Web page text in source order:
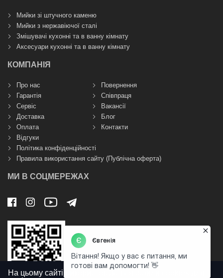
Мийки зі штучного каменю
Мийки з нержавіючої сталі
Змішувачі кухонні та в ванну кімнату
Аксесуари кухонні та в ванну кімнату
КОМПАНІЯ
Про нас
Гарантія
Сервіс
Доставка
Оплата
Повернення
Співпраця
Вакансії
Блог
Контакти
Відгуки
Політика конфіденційності
Правила використання сайту (Публічна оферта)
МИ В СОЦМЕРЕЖАХ
На цьому сайті використовуються файли cookies для